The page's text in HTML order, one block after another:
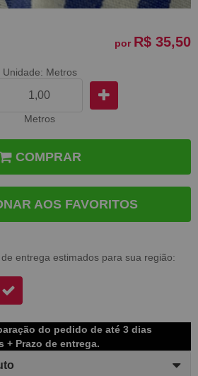
por R$ 35,50
Unidade: Metros
Metros
COMPRAR
AOS FAVORITOS
entrega estimados para sua região:
do pedido de até 3 dias
+ Prazo de entrega.